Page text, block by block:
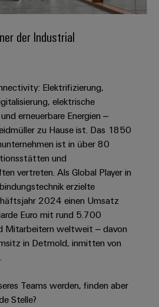
der Industrial
Elektrifizierung,
elektrische
erneuerbare Energien –
zu Hause ist. Das 1850
ist in über 80
und
vertreten. Als Global Player in
erzielte
2024 einen Umsatz
Euro mit rund 5.700
Mitarbeitern weltweit – davon
in Detmold, inmitten von
Teams werden, finden aber
Stelle?